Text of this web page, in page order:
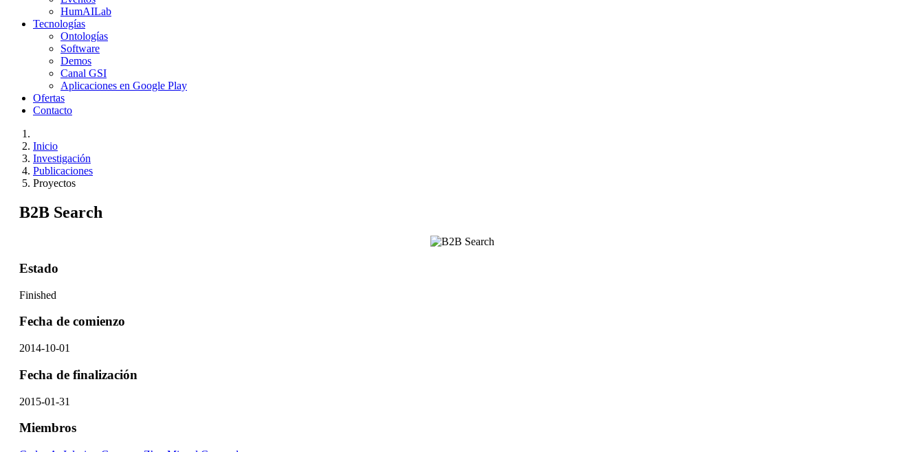
HumAILab
Tecnologías
Ontologías
Software
Demos
Canal GSI
Aplicaciones en Google Play
Ofertas
Contacto
Inicio
Investigación
Publicaciones
Proyectos
B2B Search
Estado
Finished
Fecha de comienzo
2014-10-01
Fecha de finalización
2015-01-31
Miembros